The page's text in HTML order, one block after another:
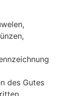
des Gutes